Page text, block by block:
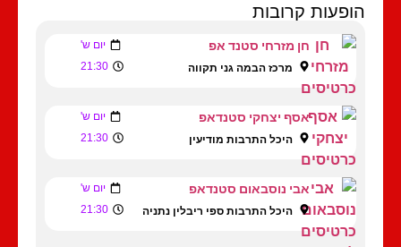
הופעות קרובות
חן מזרחי סטנד אפ יום ש'
מרכז הבמה גני תקווה 21:30
אסף יצחקי סטנדאפ יום ש'
היכל התרבות מודיעין 21:30
אבי נוסבאום סטנדאפ יום ש'
היכל התרבות ספי ריבלין נתניה 21:30